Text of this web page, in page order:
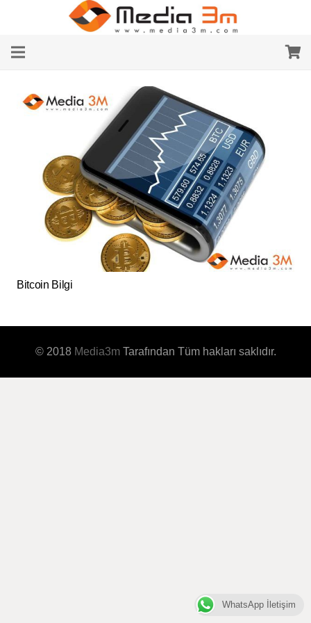
Bitcoin Bilgi
© 2018 Media3mTarafından Tüm hakları saklıdır.
WhatsApp İletişim